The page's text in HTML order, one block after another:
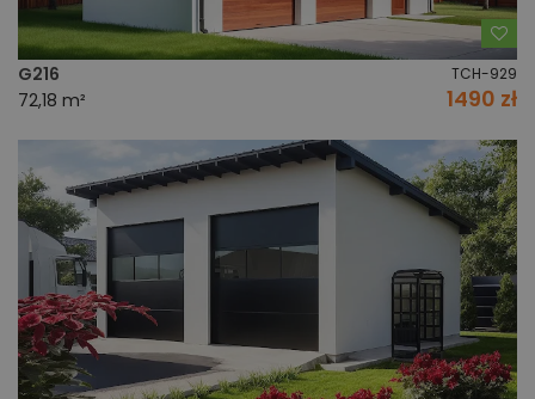
G216 TCH-929
72,18 m² 1490 zł